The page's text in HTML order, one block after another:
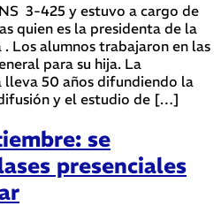
3-425 y estuvo a cargo de
quien es la presidenta de la
Los alumnos trabajaron en las
para su hija. La
lleva 50 años difundiendo la
y el estudio de […]
se
presenciales